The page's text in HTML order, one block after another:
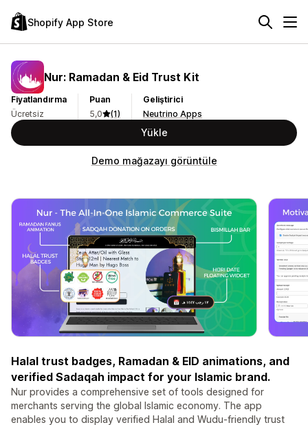
Shopify App Store
Nur: Ramadan & Eid Trust Kit
Fiyatlandırma
Ücretsiz
Puan
5,0
(1)
Geliştirici
Neutrino Apps
Yükle
Demo mağazayı görüntüle
Halal trust badges, Ramadan & EID animations, and
verified Sadaqah impact for your Islamic brand.
Nur provides a comprehensive set of tools designed for
merchants serving the global Islamic economy. The app
enables you to display verified Halal and Wudu-friendly trust